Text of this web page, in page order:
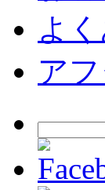
よ
ア